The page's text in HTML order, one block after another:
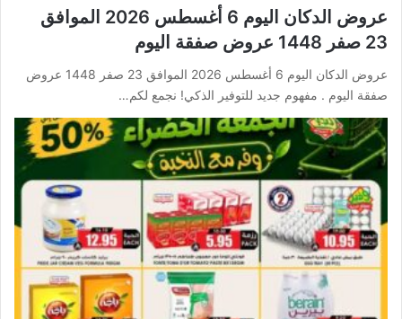
عروض الدكان اليوم 6 أغسطس 2026 الموافق
23 صفر 1448 عروض صفقة اليوم
عروض الدكان اليوم 6 أغسطس 2026 الموافق 23 صفر 1448 عروض
صفقة اليوم . مفهوم جديد للتوفير الذكي! نجمع لكم…